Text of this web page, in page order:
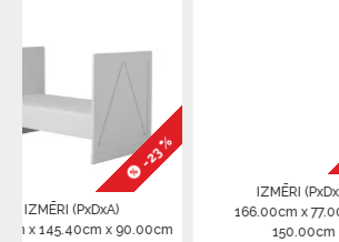
-23 %
x 90.00cm
IZMĒRI (PxDxA)
166.00cm x 77.00cm x